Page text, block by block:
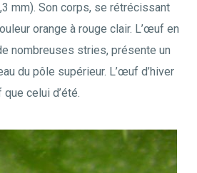
mm). Son corps, se rétrécissant
orange à rouge clair. L’œuf en
nombreuses stries, présente un
du pôle supérieur. L’œuf d’hiver
celui d’été.